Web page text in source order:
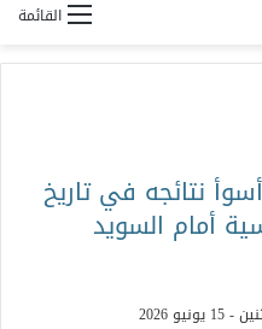
القائمة
نتائجه في تاريخ
أمام السويد
2026